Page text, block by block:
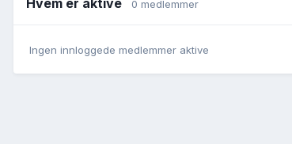
0 medlemmer
Ingen innloggede medlemmer aktive